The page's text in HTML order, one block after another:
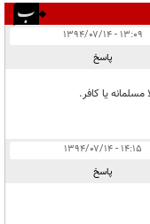
۱۳:۰۹ - ۱۳۹۴/۰۷/۱۴
پاسخ
یا کافر.
۱۴:۱۵ - ۱۳۹۴/۰۷/۱۴
پاسخ